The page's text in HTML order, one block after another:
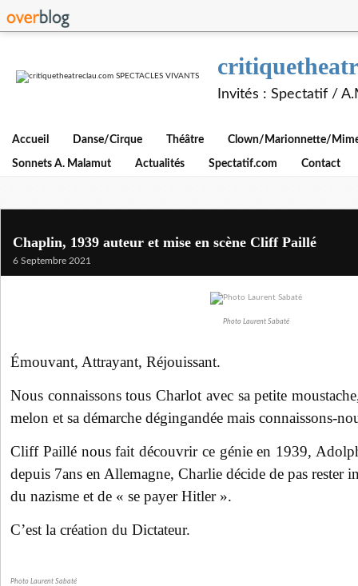
Invités : Spectatif /
Accueil Danse/Cirque Théâtre Clown/Marionnette/
Sonnets A. Malamut Actualités Spectatif.com Contact
Chaplin, 1939 auteur et mise en scène Cliff Paillé
6 Septembre 2021
Photo Laurent Sabaté
Émouvant, Attrayant, Réjouissant.
Nous connaissons tous Charlot avec sa petite
melon et sa démarche dégingandée mais connaissons-
Cliff Paillé nous fait découvrir ce génie en 1939,
depuis 7ans en Allemagne, Charlie décide de pas rester
du nazisme et de « se payer Hitler ».
C’est la création du Dictateur.
Photo Laurent Sabaté